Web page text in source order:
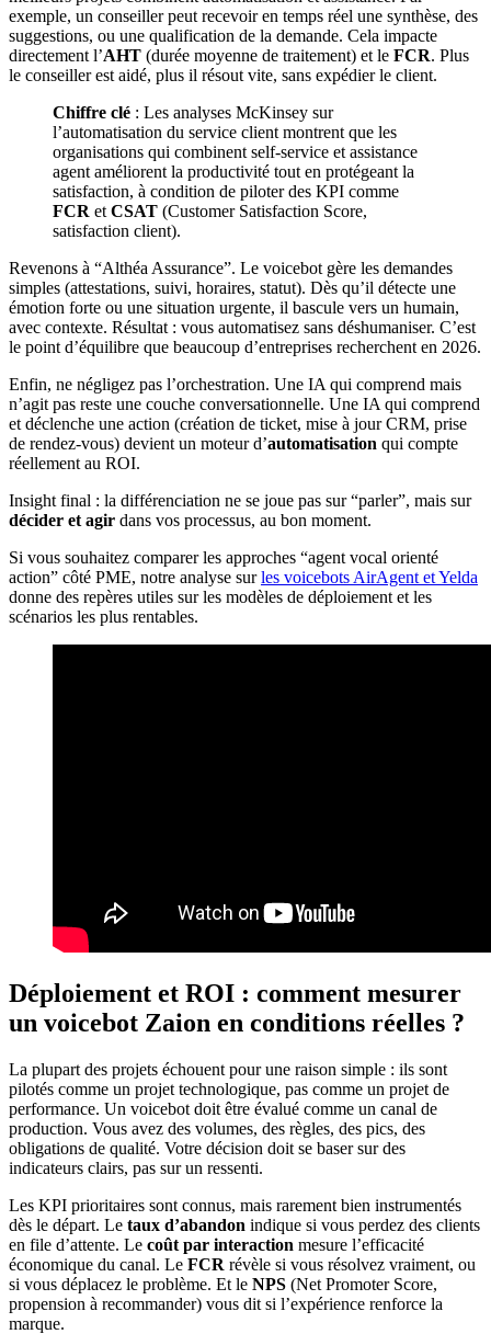
exemple, un conseiller peut recevoir en temps réel une synthèse, des
suggestions, ou une qualification de la demande. Cela impacte
directement l’AHT (durée moyenne de traitement) et le FCR. Plus
le conseiller est aidé, plus il résout vite, sans expédier le client.
Chiffre clé : Les analyses McKinsey sur
l’automatisation du service client montrent que les
organisations qui combinent self-service et assistance
agent améliorent la productivité tout en protégeant la
satisfaction, à condition de piloter des KPI comme
FCR et CSAT (Customer Satisfaction Score,
satisfaction client).
Revenons à “Althéa Assurance”. Le voicebot gère les demandes
simples (attestations, suivi, horaires, statut). Dès qu’il détecte une
émotion forte ou une situation urgente, il bascule vers un humain,
avec contexte. Résultat : vous automatisez sans déshumaniser. C’est
le point d’équilibre que beaucoup d’entreprises recherchent en 2026.
Enfin, ne négligez pas l’orchestration. Une IA qui comprend mais
n’agit pas reste une couche conversationnelle. Une IA qui comprend
et déclenche une action (création de ticket, mise à jour CRM, prise
de rendez-vous) devient un moteur d’automatisation qui compte
réellement au ROI.
Insight final : la différenciation ne se joue pas sur “parler”, mais sur
décider et agir dans vos processus, au bon moment.
Si vous souhaitez comparer les approches “agent vocal orienté
action” côté PME, notre analyse surles voicebots AirAgent et Yelda
donne des repères utiles sur les modèles de déploiement et les
scénarios les plus rentables.
Déploiement et ROI : comment mesurer
un voicebot Zaion en conditions réelles ?
La plupart des projets échouent pour une raison simple : ils sont
pilotés comme un projet technologique, pas comme un projet de
performance. Un voicebot doit être évalué comme un canal de
production. Vous avez des volumes, des règles, des pics, des
obligations de qualité. Votre décision doit se baser sur des
indicateurs clairs, pas sur un ressenti.
Les KPI prioritaires sont connus, mais rarement bien instrumentés
dès le départ. Le taux d’abandon indique si vous perdez des clients
en file d’attente. Le coût par interaction mesure l’efficacité
économique du canal. Le FCR révèle si vous résolvez vraiment, ou
si vous déplacez le problème. Et le NPS (Net Promoter Score,
propension à recommander) vous dit si l’expérience renforce la
marque.